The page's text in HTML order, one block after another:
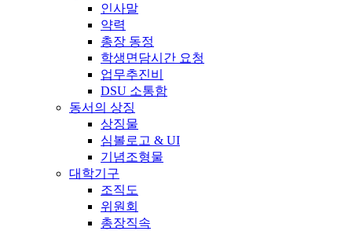
인사말
약력
총장 동정
학생면담시간 요청
업무추진비
DSU 소통함
동서의 상징
상징물
심볼로고 & UI
기념조형물
대학기구
조직도
위원회
총장직속